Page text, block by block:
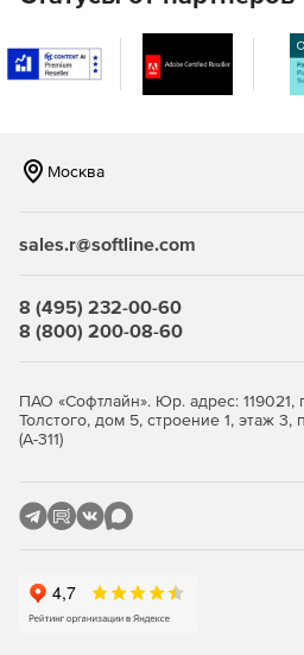
серверам, чтобы
Дополнительные возможности:
Электронная почта и веб-
обеспечения передач
одновременно обслуживать
Высокая доступность. MOVEit
требований доступности,
масштабируемости.
к широкому спектру сервисов
MOVEit Cloud и
мобильным сотрудникам
участвовать в рабочих
Москва
sales.r@softline.com
8 (495) 232-00-60
8 (800) 200-08-60
ПАО «Софтлайн». Юр. адрес: 119021,
Толстого, дом 5, строение 1, этаж
(А-311)